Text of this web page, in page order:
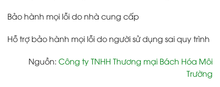
Bảo hành mọi lỗi do nhà cung cấp
Hỗ trợ bảo hành mọi lỗi do người sử dụng sai quy trình
Nguồn: Công ty TNHH Thương mại Bách Hóa Môi
Trường